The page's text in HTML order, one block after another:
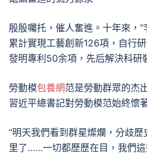
殷殷囑托，催人奮進。十年來，“
累計實現工藝創新126項，自行
發明專利50余項，先后解決科研
勞動模包養網范是勞動群眾的杰
習近平總書記對勞動模范始終懷
“明天我們看到群星燦爛，分歧
里了……一切都歷歷在目，我們